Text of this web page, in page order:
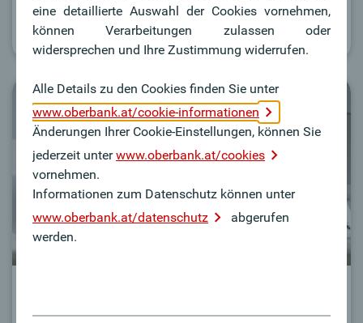
Zu Finanzierung & Förderung
eine detaillierte Auswahl der Cookies vornehmen,
können Verarbeitungen zulassen oder
widersprechen und Ihre Zustimmung widerrufen.
Alle Details zu den Cookies finden Sie unter
www.oberbank.at/cookie-informationen
Änderungen Ihrer Cookie-Einstellungen, können Sie
jederzeit unterwww.oberbank.at/cookies
vornehmen.
Informationen zum Datenschutz können unter
www.oberbank.at/datenschutz
abgerufen
werden.